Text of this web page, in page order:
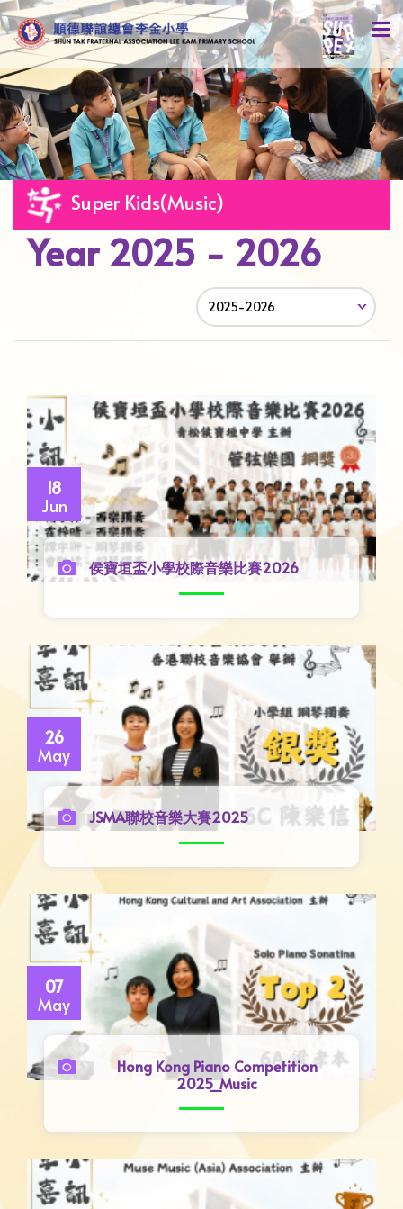
Super Kids(Music)
Year 2025 - 2026
18
Jun
侯寶垣盃小學校際音樂比賽2026
26
May
JSMA聯校音樂大賽2025
07
May
Hong Kong Piano Competition
2025_Music